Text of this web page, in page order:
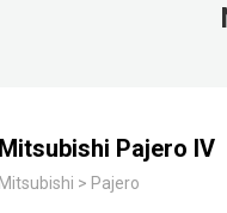
Mitsubishi Pajero IV
Mitsubishi > Pajero